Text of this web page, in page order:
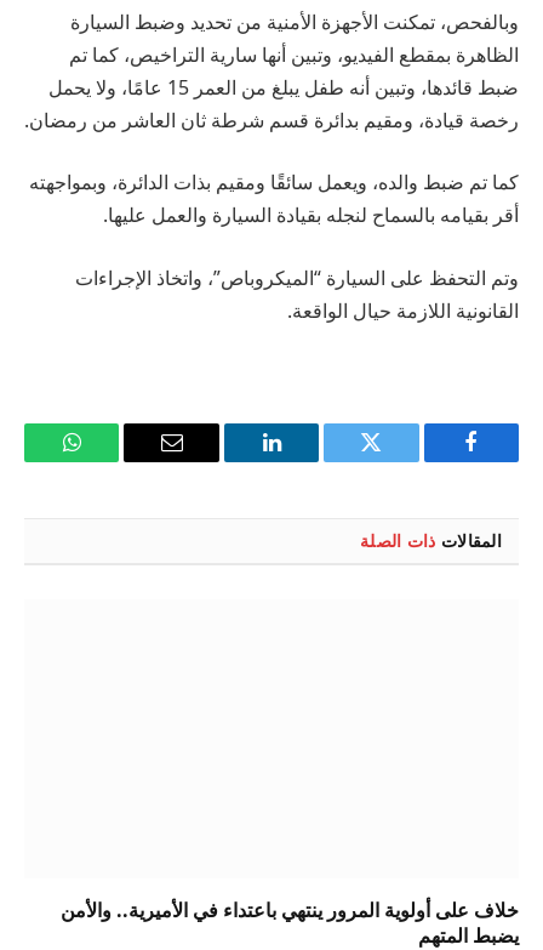
وبالفحص، تمكنت الأجهزة الأمنية من تحديد وضبط السيارة
الظاهرة بمقطع الفيديو، وتبين أنها سارية التراخيص، كما تم
ضبط قائدها، وتبين أنه طفل يبلغ من العمر 15 عامًا، ولا يحمل
رخصة قيادة، ومقيم بدائرة قسم شرطة ثان العاشر من رمضان.
كما تم ضبط والده، ويعمل سائقًا ومقيم بذات الدائرة، وبمواجهته
أقر بقيامه بالسماح لنجله بقيادة السيارة والعمل عليها.
وتم التحفظ على السيارة “الميكروباص”، واتخاذ الإجراءات
القانونية اللازمة حيال الواقعة.
فيسبوك تويتر لينكدإن
البريد
واتساب
المقالات ذات الصلة
خلاف على أولوية المرور ينتهي باعتداء في الأميرية.. والأمن
يضبط المتهم